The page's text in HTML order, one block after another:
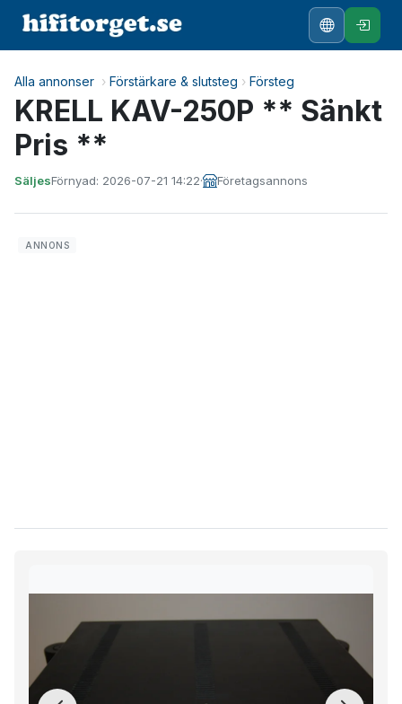
Alla annonser › Förstärkare & slutsteg › Försteg
KRELL KAV-250P ** Sänkt
Pris **
SäljesFörnyad: 2026-07-21 14:22· Företagsannons